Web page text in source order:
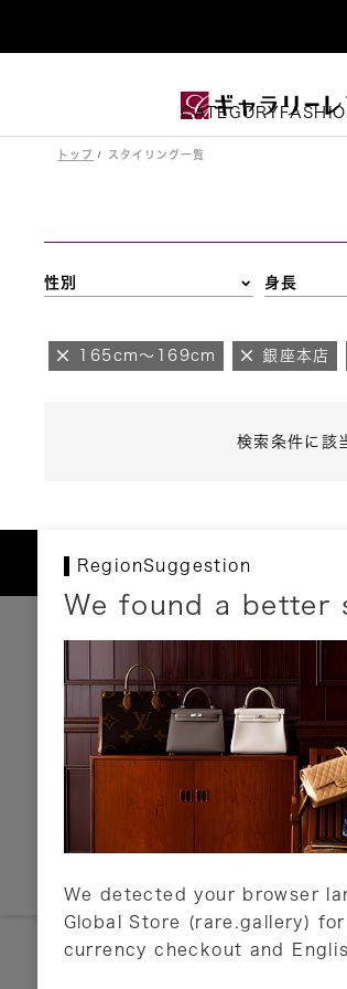
CATEGORY
トップ スタイリング一覧
性別 身長
165cm～169cm 銀座本店
検索条件に該
RegionSuggestion
We found a better
We detected your browser
Global Store (rare.gallery)
currency checkout and
お支払いについ
以下のお支払方法が利用
クレジットカード
ショッピングローン
銀行振込・郵便振替
代金引換
Amazon Pay
PayPay
店頭支払い
詳しくはこちら